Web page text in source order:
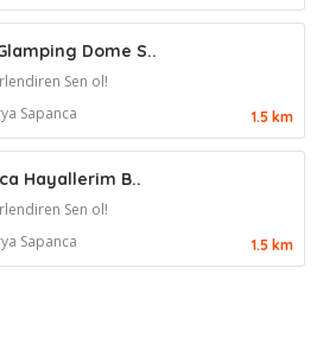
Dome S..
Sen ol!
Sapanca 1.5 km
Hayallerim B..
Sen ol!
Sapanca 1.5 km